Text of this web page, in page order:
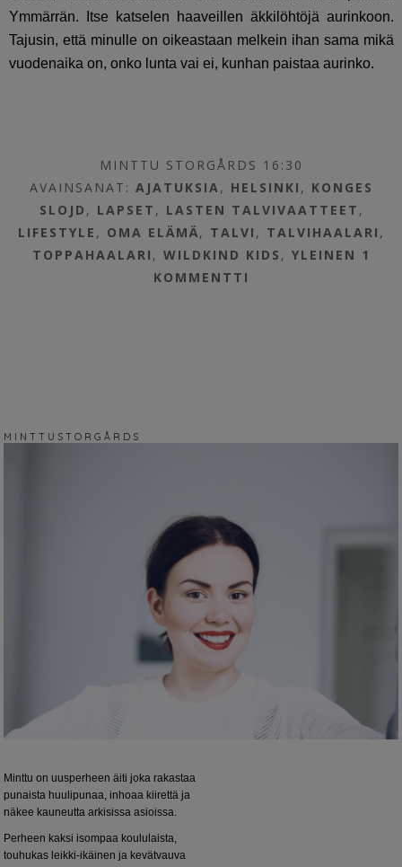
Ymmärrän. Itse katselen haaveillen äkkilöhtöjä aurinkoon.
Tajusin, että minulle on oikeastaan melkein ihan sama mikä
vuodenaika on, onko lunta vai ei, kunhan paistaa aurinko.
MINTTU STORGÅRDS 16:30
AVAINSANAT:AJATUKSIA, HELSINKI , KONGES
SLOJD , LAPSET , LASTEN TALVIVAATTEET ,
LIFESTYLE , OMA ELÄMÄ, TALVI , TALVIHAALARI ,
TOPPAHAALARI ,WILDKIND KIDS ,YLEINEN 1
KOMMENTTI
M I N T T U S T O R G Å R D S
Minttu on uusperheen äiti joka rakastaa
punaista huulipunaa, inhoaa kiirettä ja
näkee kauneutta arkisissa asioissa.
Perheen kaksi isompaa koululaista,
touhukas leikki-ikäinen ja kevätvauva